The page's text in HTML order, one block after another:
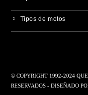
Tipos de motos
© COPYRIGHT 1992-2024
RESERVADOS - DISEÑADO